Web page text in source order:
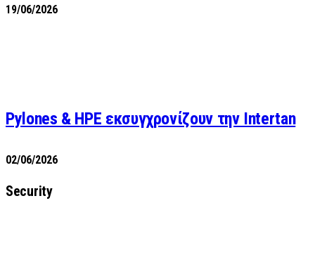
19/06/2026
Pylones & HPE εκσυγχρονίζουν την Intertan
02/06/2026
Security